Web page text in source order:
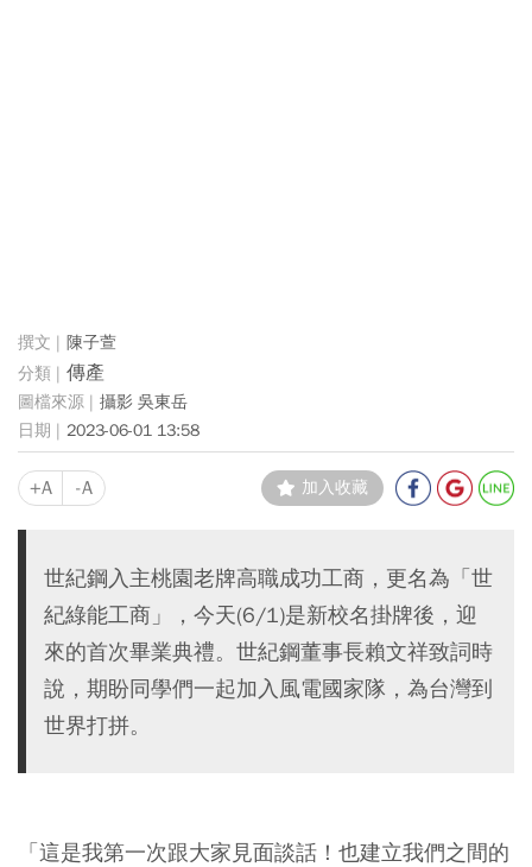
陳子萱
傳產
攝影 吳東岳
2023-06-01 13:58
+A -A 加入收藏
世紀鋼入主桃園老牌高職成功工商，更名為「世
紀綠能工商」，今天(6/1)是新校名掛牌後，迎
來的首次畢業典禮。世紀鋼董事長賴文祥致詞時
說，期盼同學們一起加入風電國家隊，為台灣到
世界打拼。
「這是我第一次跟大家見面談話！也建立我們之間的